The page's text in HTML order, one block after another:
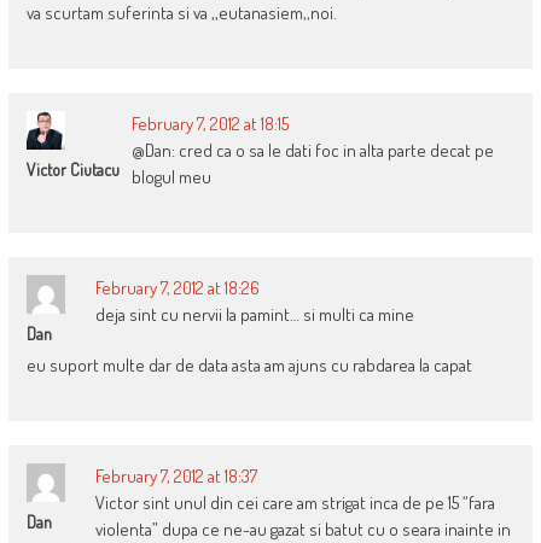
va scurtam suferinta si va ,,eutanasiem,,noi.
Victor Ciutacu
February 7, 2012 at 18:15
@Dan: cred ca o sa le dati foc in alta parte decat pe
blogul meu
Dan
February 7, 2012 at 18:26
deja sint cu nervii la pamint… si multi ca mine
eu suport multe dar de data asta am ajuns cu rabdarea la capat
Dan
February 7, 2012 at 18:37
Victor sint unul din cei care am strigat inca de pe 15 “fara
violenta” dupa ce ne-au gazat si batut cu o seara inainte in